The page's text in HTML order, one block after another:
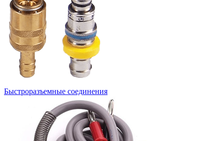
Быстроразъемные соединения